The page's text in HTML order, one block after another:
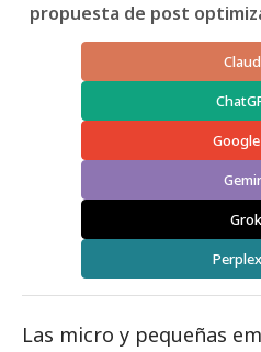
propuesta de post
Grok
Las micro y pequeñas